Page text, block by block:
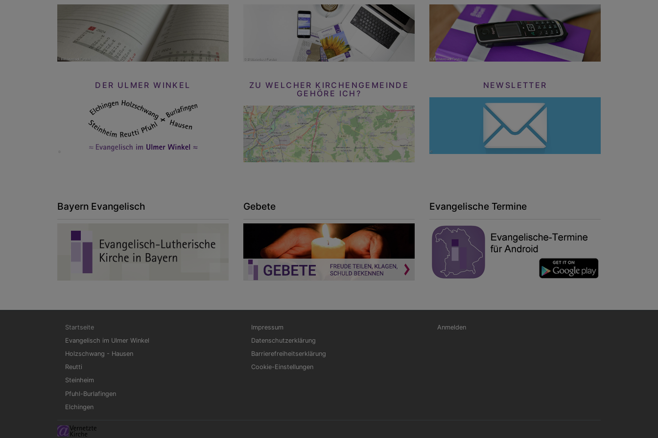
DER ULMER WINKEL
ZU WELCHER KIRCHENGEMEINDE
GEHÖRE ICH?
NEWSLETTER
Bayern Evangelisch Gebete Evangelische Termine
Hauptnavigation
Startseite
Evangelisch im Ulmer Winkel
Holzschwang - Hausen
Reutti
Steinheim
Pfuhl-Burlafingen
Elchingen
Fußbereichsmenü
Impressum
Datenschutzerklärung
Barrierefreiheitserklärung
Cookie-Einstellungen
Benutzermenü
Anmelden